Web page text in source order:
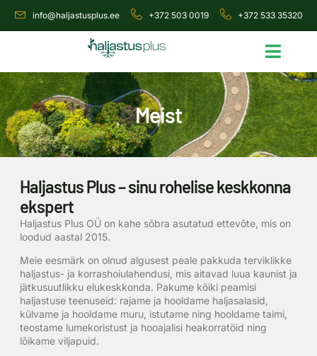
info@haljastusplus.ee +372 503 0019 +372 533 35320
Meist
Haljastus Plus – sinu rohelise keskkonna
ekspert
Haljastus Plus OÜ on kahe sõbra asutatud ettevõte, mis on
loodud aastal 2015.
Meie eesmärk on olnud algusest peale pakkuda terviklikke
haljastus- ja korrashoiulahendusi, mis aitavad luua kaunist ja
jätkusuutlikku elukeskkonda. Pakume kõiki peamisi
haljastuse teenuseid: rajame ja hooldame haljasalasid,
külvame ja hooldame muru, istutame ning hooldame taimi,
teostame lumekoristust ja hooajalisi heakorratöid ning
lõikame viljapuid.